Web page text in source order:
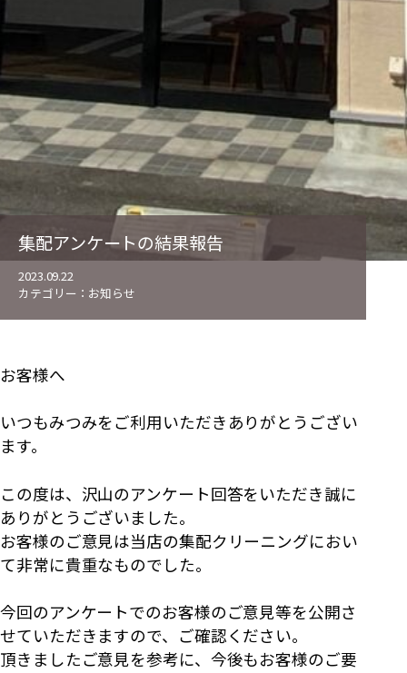
集配アンケートの結果報告
2023.09.22
カテゴリー： お知らせ
お客様へ
いつもみつみをご利用いただきありがとうござい
ます。
この度は、沢山のアンケート回答をいただき誠に
ありがとうございました。
お客様のご意見は当店の集配クリーニングにおい
て非常に貴重なものでした。
今回のアンケートでのお客様のご意見等を公開さ
せていただきますので、ご確認ください。
頂きましたご意見を参考に、今後もお客様のご要